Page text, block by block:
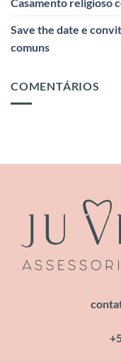
Save the date e
comuns
COMENTÁRIOS